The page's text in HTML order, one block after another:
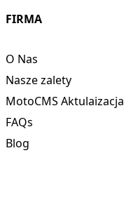
FIRMA
O Nas
Nasze zalety
MotoCMS Aktulaizacja
FAQs
Blog